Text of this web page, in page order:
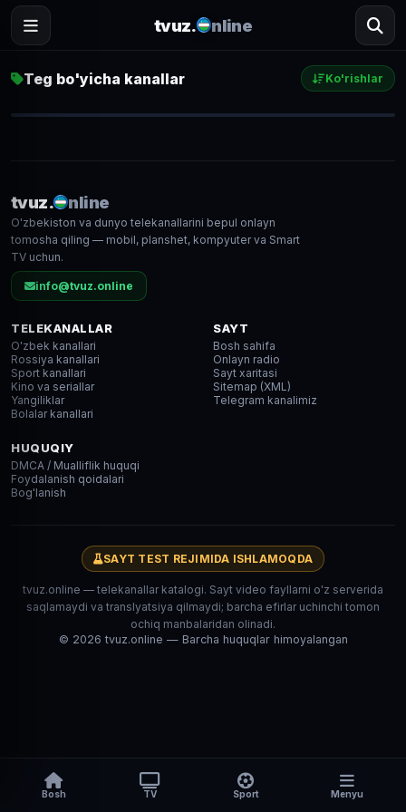
tvuz. nline
Teg bo'yicha kanallar Ko'rishlar
SD
Россия 1
tvuz. nline
O'zbekiston va dunyo telekanallarini bepul onlayn
tomosha qiling — mobil, planshet, kompyuter va Smart
TV uchun.
info@tvuz.online
TELEKANALLAR
O'zbek kanallari
Rossiya kanallari
Sport kanallari
Kino va seriallar
Yangiliklar
Bolalar kanallari
SAYT
Bosh sahifa
Onlayn radio
Sayt xaritasi
Sitemap (XML)
Telegram kanalimiz
HUQUQIY
DMCA / Mualliflik huquqi
Foydalanish qoidalari
Bog'lanish
SAYT TEST REJIMIDA ISHLAMOQDA
tvuz.online — telekanallar katalogi. Sayt video fayllarni o'z serverida
saqlamaydi va translyatsiya qilmaydi; barcha efirlar uchinchi tomon
ochiq manbalaridan olinadi.
© 2026 tvuz.online — Barcha huquqlar himoyalangan
Bosh TV Sport Menyu